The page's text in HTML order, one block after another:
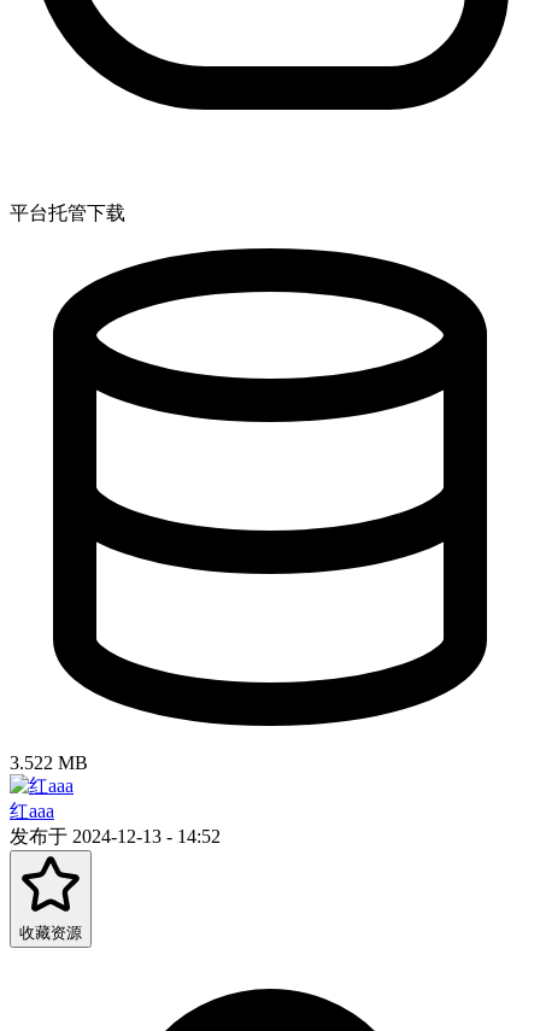
平台托管下载
3.522 MB
红aaa
发布于 2024-12-13 - 14:52
收藏资源